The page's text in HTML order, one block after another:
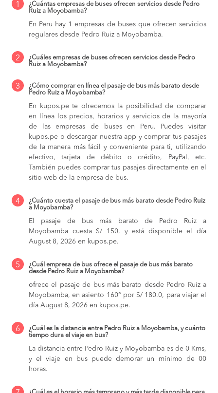
1
¿Cuántas empresas de buses ofrecen servicios desde Pedro
Ruiz a Moyobamba?
En Peru hay 1 empresas de buses que ofrecen servicios
regulares desde Pedro Ruiz a Moyobamba.
2
¿Cuáles empresas de buses ofrecen servicios desde Pedro
Ruiz a Moyobamba?
3
¿Cómo comprar en línea el pasaje de bus más barato desde
Pedro Ruiz a Moyobamba?
En kupos.pe te ofrecemos la posibilidad de comparar
en línea los precios, horarios y servicios de la mayoría
de las empresas de buses en Peru. Puedes visitar
kupos.pe o descargar nuestra app y comprar tus pasajes
de la manera más fácil y conveniente para ti, utilizando
efectivo, tarjeta de débito o crédito, PayPal, etc.
También puedes comprar tus pasajes directamente en el
sitio web de la empresa de bus.
4
¿Cuánto cuesta el pasaje de bus más barato desde Pedro Ruiz
a Moyobamba?
El pasaje de bus más barato de Pedro Ruiz a
Moyobamba cuesta S/ 150, y está disponible el día
August 8, 2026 en kupos.pe.
5
¿Cuál empresa de bus ofrece el pasaje de bus más barato
desde Pedro Ruiz a Moyobamba?
ofrece el pasaje de bus más barato desde Pedro Ruiz a
Moyobamba, en asiento 160° por S/ 180.0, para viajar el
día August 8, 2026 en kupos.pe.
6
¿Cuál es la distancia entre Pedro Ruiz a Moyobamba, y cuánto
tiempo dura el viaje en bus?
La distancia entre Pedro Ruiz y Moyobamba es de 0 Kms,
y el viaje en bus puede demorar un mínimo de 00
horas.